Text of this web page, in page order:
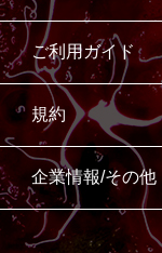
ご利用ガイド
規約
企業情報/その他